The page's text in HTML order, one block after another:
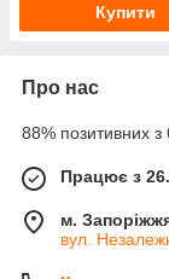
Купити
Про нас
88% позитивних з
Працює з
м.
вул.